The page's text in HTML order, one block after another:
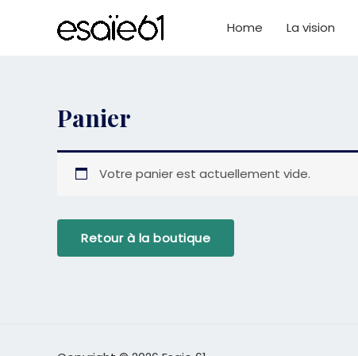
Home La vision
Panier
Votre panier est actuellement vide.
Retour à la boutique